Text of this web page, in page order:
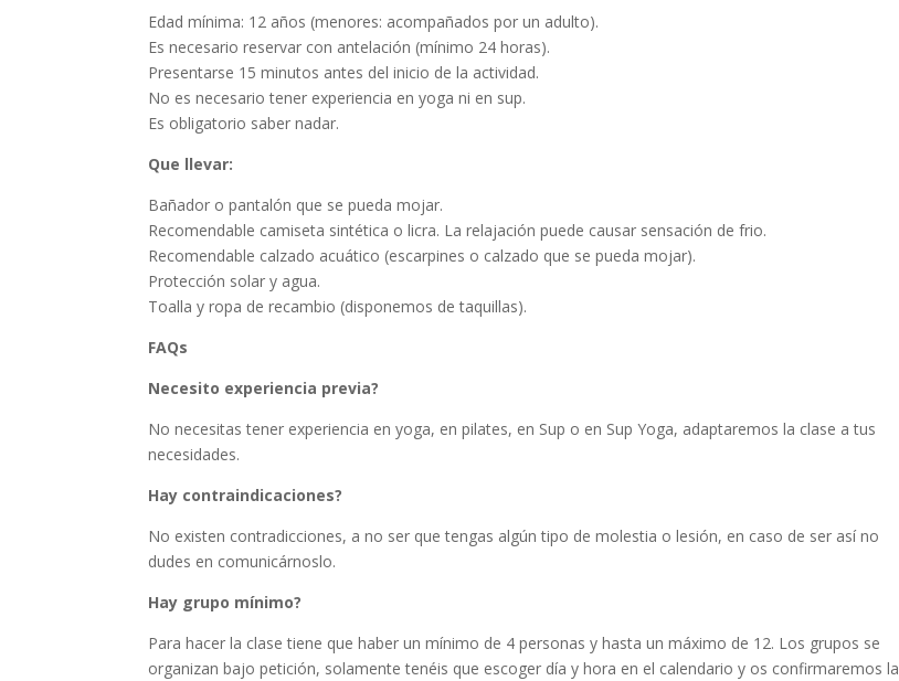
Edad mínima: 12 años (menores: acompañados por un adulto).
Es necesario reservar con antelación (mínimo 24 horas).
Presentarse 15 minutos antes del inicio de la actividad.
No es necesario tener experiencia en yoga ni en sup.
Es obligatorio saber nadar.
Que llevar:
Bañador o pantalón que se pueda mojar.
Recomendable camiseta sintética o licra. La relajación puede causar sensación de frio.
Recomendable calzado acuático (escarpines o calzado que se pueda mojar).
Protección solar y agua.
Toalla y ropa de recambio (disponemos de taquillas).
FAQs
Necesito experiencia previa?
No necesitas tener experiencia en yoga, en pilates, en Sup o en Sup Yoga, adaptaremos la clase a tus
necesidades.
Hay contraindicaciones?
No existen contradicciones, a no ser que tengas algún tipo de molestia o lesión, en caso de ser así no
dudes en comunicárnoslo.
Hay grupo mínimo?
Para hacer la clase tiene que haber un mínimo de 4 personas y hasta un máximo de 12. Los grupos se
organizan bajo petición, solamente tenéis que escoger día y hora en el calendario y os confirmaremos la